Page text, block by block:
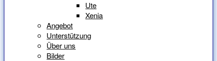
Ute
Xenia
Angebot
Unterstützung
Über uns
Bilder